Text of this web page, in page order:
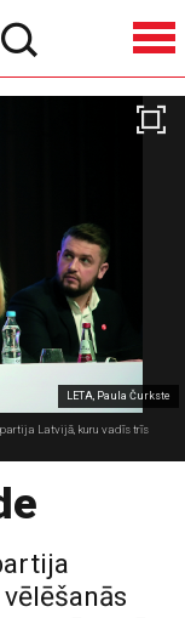
LETA, Paula Čurkste
Latvijā, kuru vadīs trīs